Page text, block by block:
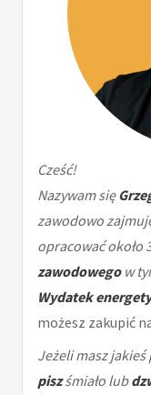
Cześć!
Nazywam się
zawodowo
opracować około
zawodowegow
Wydatek
możesz zakupić
Jeżeli masz
piszśmiało lub